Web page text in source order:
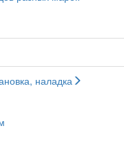
наладка